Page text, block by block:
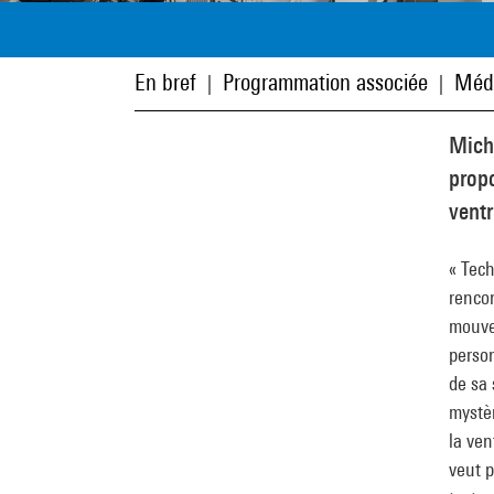
En bref Programmation associée
«
de sa
la
veut